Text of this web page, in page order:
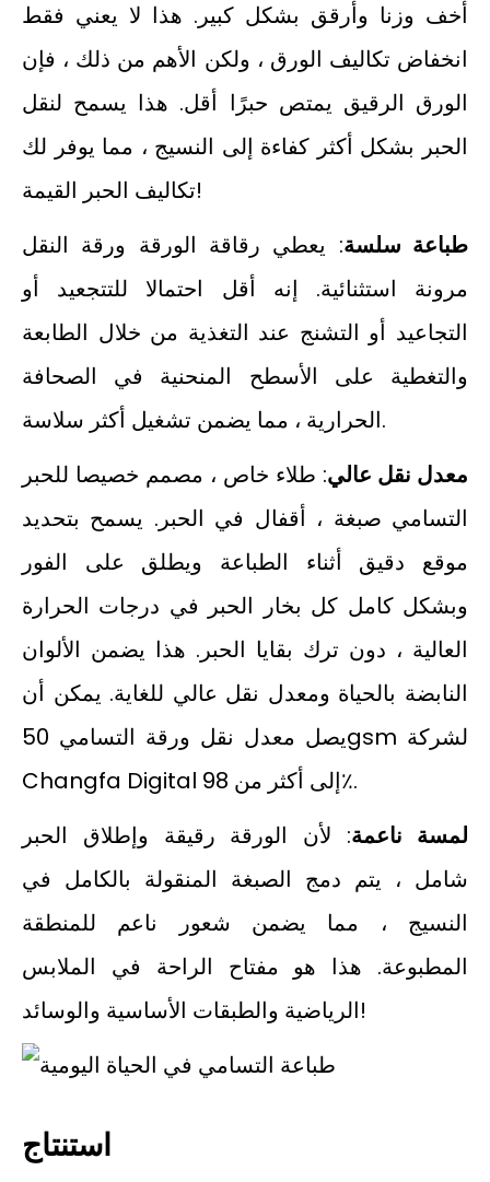
أخف وزنا وأرقق بشكل كبير. هذا لا يعني فقط
انخفاض تكاليف الورق ، ولكن الأهم من ذلك ، فإن
الورق الرقيق يمتص حبرًا أقل. هذا يسمح لنقل
الحبر بشكل أكثر كفاءة إلى النسيج ، مما يوفر لك
تكاليف الحبر القيمة!
طباعة سلسة: يعطي رقاقة الورقة ورقة النقل
مرونة استثنائية. إنه أقل احتمالا للتتجعيد أو
التجاعيد أو التشنج عند التغذية من خلال الطابعة
والتغطية على الأسطح المنحنية في الصحافة
الحرارية ، مما يضمن تشغيل أكثر سلاسة.
معدل نقل عالي: طلاء خاص ، مصمم خصيصا للحبر
التسامي صبغة ، أقفال في الحبر. يسمح بتحديد
موقع دقيق أثناء الطباعة ويطلق على الفور
وبشكل كامل كل بخار الحبر في درجات الحرارة
العالية ، دون ترك بقايا الحبر. هذا يضمن الألوان
النابضة بالحياة ومعدل نقل عالي للغاية. يمكن أن
يصل معدل نقل ورقة التسامي 50gsm لشركة
Changfa Digital إلى أكثر من 98٪.
لمسة ناعمة: لأن الورقة رقيقة وإطلاق الحبر
شامل ، يتم دمج الصبغة المنقولة بالكامل في
النسيج ، مما يضمن شعور ناعم للمنطقة
المطبوعة. هذا هو مفتاح الراحة في الملابس
الرياضية والطبقات الأساسية والوسائد!
استنتاج